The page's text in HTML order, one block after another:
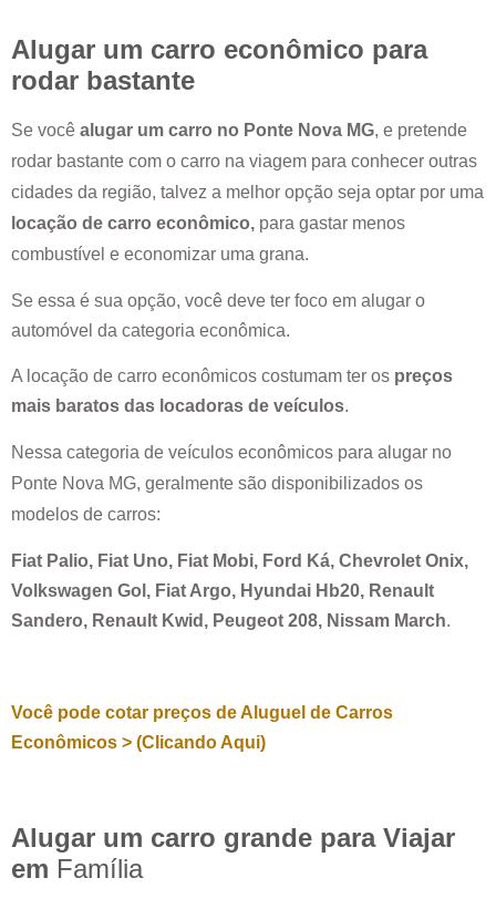
Alugar um carro econômico para
rodar bastante
Se você alugar um carro no Ponte Nova MG, e pretende
rodar bastante com o carro na viagem para conhecer outras
cidades da região, talvez a melhor opção seja optar por uma
locação de carro econômico, para gastar menos
combustível e economizar uma grana.
Se essa é sua opção, você deve ter foco em alugar o
automóvel da categoria econômica.
A locação de carro econômicos costumam ter os preços
mais baratos das locadoras de veículos.
Nessa categoria de veículos econômicos para alugar no
Ponte Nova MG, geralmente são disponibilizados os
modelos de carros:
Fiat Palio, Fiat Uno, Fiat Mobi, Ford Ká, Chevrolet Onix,
Volkswagen Gol, Fiat Argo, Hyundai Hb20, Renault
Sandero, Renault Kwid, Peugeot 208, Nissam March.
Você pode cotar preços de Aluguel de Carros
Econômicos > (Clicando Aqui)
Alugar um carro grande para Viajar
em Família